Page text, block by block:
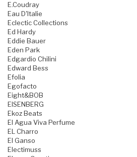
E.Coudray
Eau D'Italie
Eclectic Collections
Ed Hardy
Eddie Bauer
Eden Park
Edgardio Chilini
Edward Bess
Efolia
Egofacto
Eight&BOB
EISENBERG
Ekoz Beats
El Agua Viva Perfume
EL Charro
El Ganso
Electimuss